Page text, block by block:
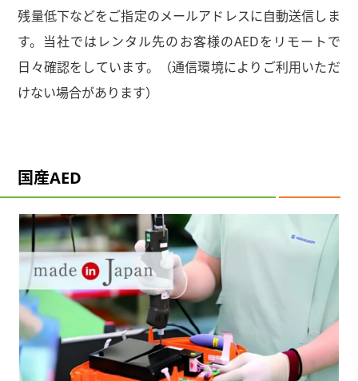
残量低下などをご指定のメールアドレスに自動送信しま
す。当社ではレンタル先のお客様のAEDをリモートで
日々確認をしています。（通信環境によりご利用いただ
けない場合があります）
国産AED